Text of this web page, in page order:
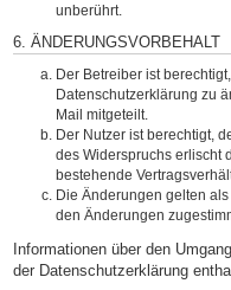
unberührt.
6. ÄNDERUNGSVORBEHALT
Der Betreiber ist
Datenschutzerklärung zu
Mail mitgeteilt.
Der Nutzer ist berechtigt,
des Widerspruchs erlischt
bestehende
Die Änderungen gelten
den Änderungen
Informationen über den
der Datenschutzerklärung